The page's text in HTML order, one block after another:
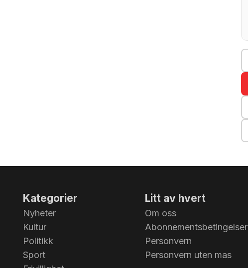
Kategorier
Nyheter
Kultur
Politikk
Sport
Litt av hvert
Om oss
Abonnementsbetingelser
Personvern
Personvern uten mas